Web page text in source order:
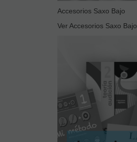
Accesorios Saxo Bajo
Ver Accesorios Saxo Bajo